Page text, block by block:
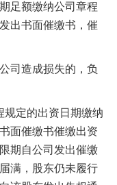
足额缴纳公司章程
出书面催缴书，催
造成损失的，负
定的出资日期缴纳
面催缴书催缴出资
期自公司发出催缴
满，股东仍未履行